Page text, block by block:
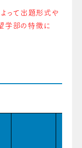
って出題形式や
学部の特徴に